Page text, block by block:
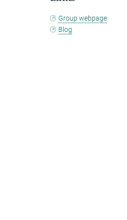
Group webpage
Blog